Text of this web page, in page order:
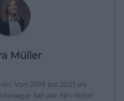
Müller
Von 2019 bis 2021 als
bei der NH Hotel